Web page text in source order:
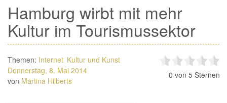
Hamburg wirbt mit mehr
Kultur im Tourismussektor
Themen: Internet Kultur und Kunst
Donnerstag, 8. Mai 2014
von Martina Hilberts
0 von 5 Sternen